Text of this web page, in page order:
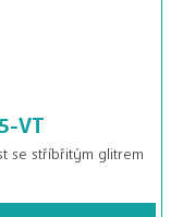
VT
se stříbřitým glitrem